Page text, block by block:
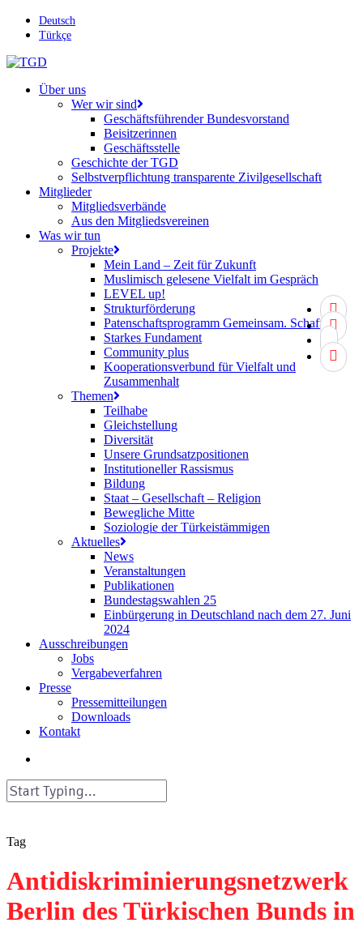
Skip
content
twitter
Deutsch
Türkçe
Über uns
Wer wir sind
Geschäftsführender Bundesvorstand
Beisitzerinnen
Geschäftsstelle
Geschichte der TGD
Selbstverpflichtung transparente Zivilgesellschaft
Mitglieder
Mitgliedsverbände
Aus den Mitgliedsvereinen
Was wir tun
Projekte
Mein Land – Zeit für Zukunft
Muslimisch gelesene Vielfalt im Gespräch
LEVEL up!
Strukturförderung
Patenschaftsprogramm Gemeinsam. Schaffen.
Starkes Fundament
Community plus
Kooperationsverbund für Vielfalt und
Zusammenhalt
Themen
Teilhabe
Gleichstellung
Diversität
Unsere Grundsatzpositionen
Institutioneller Rassismus
Bildung
Staat – Gesellschaft – Religion
Bewegliche Mitte
Soziologie der Türkeistämmigen
Aktuelles
News
Veranstaltungen
Publikationen
Bundestagswahlen 25
Einbürgerung in Deutschland nach dem 27. Juni
2024
Ausschreibungen
Jobs
Vergabeverfahren
Presse
Pressemitteilungen
Downloads
Kontakt
Tag
Antidiskriminierungsnetzwerk
Berlin des Türkischen Bunds in